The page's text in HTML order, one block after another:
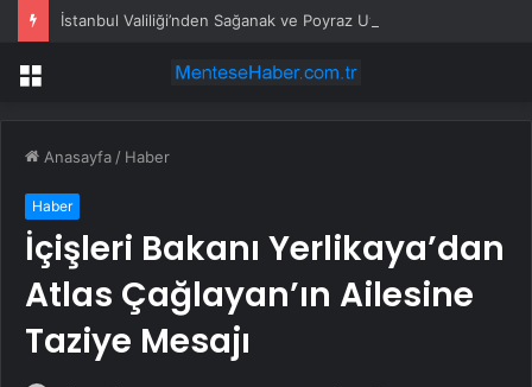
İstanbul Valiliği’nden Sağanak ve Poyraz Uyarısı
Menü
Anasayfa / Haber
Haber
İçişleri Bakanı Yerlikaya’dan
Atlas Çağlayan’ın Ailesine
Taziye Mesajı